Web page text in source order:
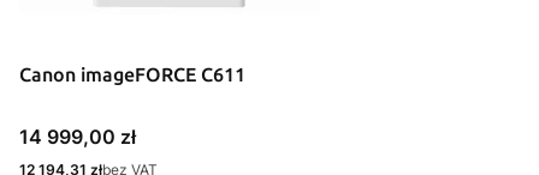
Canon imageFORCE C611
Cena
14 999,00 zł
Cena
12 194,31 złbez VAT